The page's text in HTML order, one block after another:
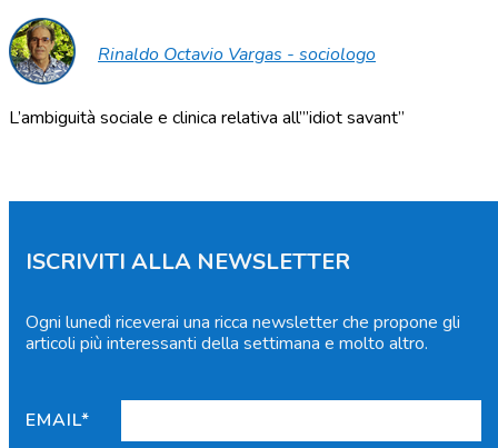
Rinaldo Octavio Vargas - sociologo
L’ambiguità sociale e clinica relativa all’”idiot savant”
ISCRIVITI ALLA NEWSLETTER
Ogni lunedì riceverai una ricca newsletter che propone gli
articoli più interessanti della settimana e molto altro.
EMAIL*